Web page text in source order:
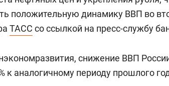
положительную динамику ВВП во
ТАСС со ссылкой на пресс-службу
снижение ВВП
к аналогичному периоду прошлого